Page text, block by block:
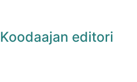
Koodaajan editori